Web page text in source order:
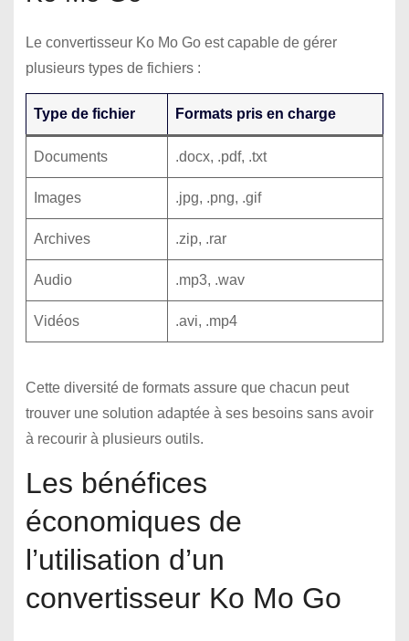
Le convertisseur Ko Mo Go est capable de gérer
plusieurs types de fichiers :
Type de fichier Formats pris en charge
Documents .docx, .pdf, .txt
Images .jpg, .png, .gif
Archives .zip, .rar
Audio .mp3, .wav
Vidéos .avi, .mp4
Cette diversité de formats assure que chacun peut
trouver une solution adaptée à ses besoins sans avoir
à recourir à plusieurs outils.
Les bénéfices
économiques de
l’utilisation d’un
convertisseur Ko Mo Go